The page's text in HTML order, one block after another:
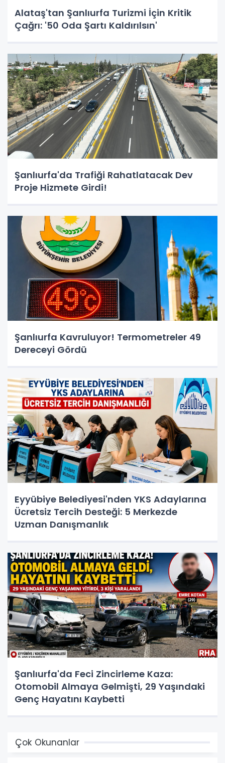
Alataş'tan Şanlıurfa Turizmi İçin Kritik
Çağrı: '50 Oda Şartı Kaldırılsın'
Şanlıurfa'da Trafiği Rahatlatacak Dev
Proje Hizmete Girdi!
Şanlıurfa Kavruluyor! Termometreler 49
Dereceyi Gördü
Eyyübiye Belediyesi'nden YKS Adaylarına
Ücretsiz Tercih Desteği: 5 Merkezde
Uzman Danışmanlık
Şanlıurfa'da Feci Zincirleme Kaza:
Otomobil Almaya Gelmişti, 29 Yaşındaki
Genç Hayatını Kaybetti
Çok Okunanlar